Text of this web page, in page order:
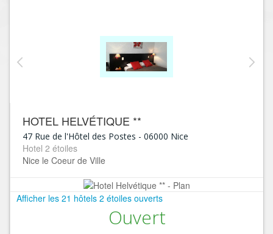
HOTEL HELVÉTIQUE **
47 Rue de l'Hôtel des Postes - 06000 Nice
Hotel 2 étoiles
Nice le Coeur de Ville
Afficher les 21 hôtels 2 étoiles ouverts
Ouvert